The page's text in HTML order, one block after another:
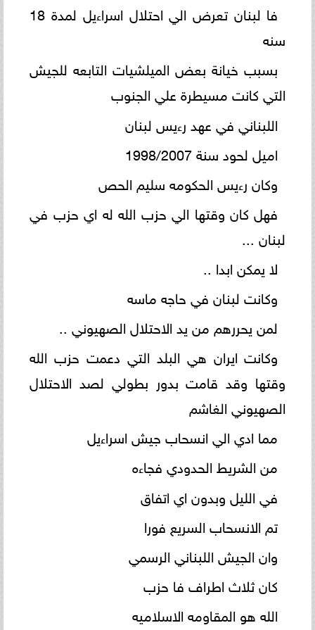
فا لبنان تعرض الي احتلال اسراءيل لمدة 18
سنه
بسبب خيانة بعض الميلشيات التابعه للجيش
التي كانت مسيطرة علي الجنوب
اللبناني في عهد رءيس لبنان
اميل لحود سنة 1998/2007
وكان رءيس الحكومه سليم الحص
فهل كان وقتها الي حزب الله له اي حزب في
لبنان ...
لا يمكن ابدا ..
وكانت لبنان في حاجه ماسه
لمن يحررهم من يد الاحتلال الصهيوني ..
وكانت ايران هي البلد التي دعمت حزب الله
وقتها وقد قامت بدور بطولي لصد الاحتلال
الصهيوني الغاشم
مما ادي الي انسحاب جيش اسراءيل
من الشريط الحدودي فجاءه
في الليل وبدون اي اتفاق
تم الانسحاب السريع فورا
وان الجيش اللبناني الرسمي
كان ثلاث اطراف فا حزب
الله هو المقاومه الاسلاميه